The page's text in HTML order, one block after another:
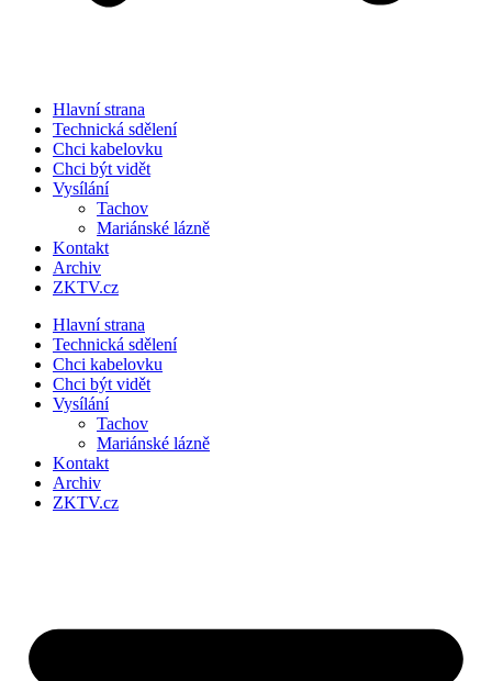
Hlavní strana
Technická sdělení
Chci kabelovku
Chci být vidět
Vysílání
Tachov
Mariánské lázně
Kontakt
Archiv
ZKTV.cz
Hlavní strana
Technická sdělení
Chci kabelovku
Chci být vidět
Vysílání
Tachov
Mariánské lázně
Kontakt
Archiv
ZKTV.cz